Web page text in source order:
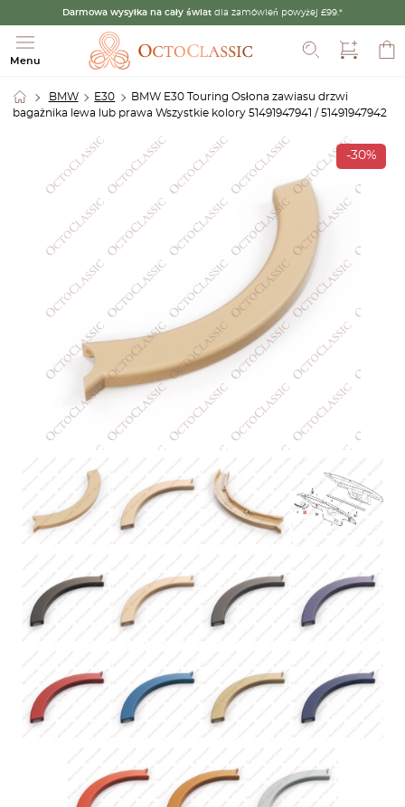
Darmowa wysyłka na cały świat dla zamówień powyżej £99.*
Menu
Szukaj
BMW E30
BMW E30 Touring Osłona zawiasu drzwi
bagażnika lewa lub prawa Wszystkie kolory 51491947941 / 51491947942
-30%